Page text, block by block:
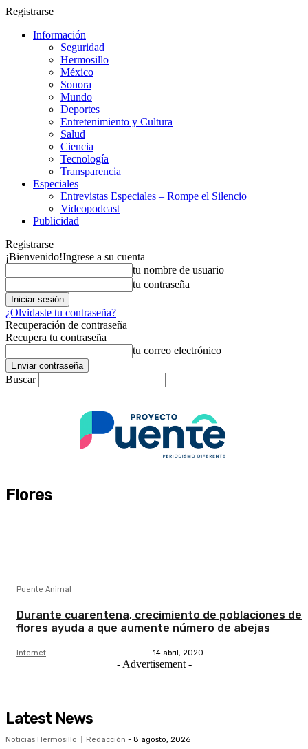
Registrarse
Información
Seguridad
Hermosillo
México
Sonora
Mundo
Deportes
Entretenimiento y Cultura
Salud
Ciencia
Tecnología
Transparencia
Especiales
Entrevistas Especiales – Rompe el Silencio
Videopodcast
Publicidad
Registrarse
¡Bienvenido!Ingrese a su cuenta
tu nombre de usuario
tu contraseña
¿Olvidaste tu contraseña?
Recuperación de contraseña
Recupera tu contraseña
tu correo electrónico
Buscar
Flores
Puente Animal
Durante cuarentena, crecimiento de poblaciones de
flores ayuda a que aumente número de abejas
Internet - 14 abril, 2020
- Advertisement -
Latest News
Noticias Hermosillo Redacción - 8 agosto, 2026